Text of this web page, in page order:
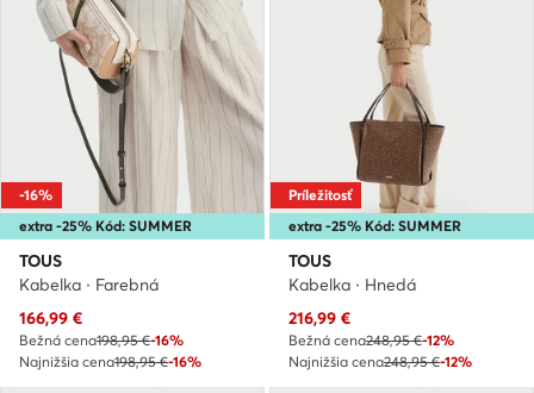
extra -25% Kód: SUMMER
-16%
TOUS
Kabelka · Farebná
Aktuálna cena
166,99 €
Bežná cena198,95 €-16%
Najnižšia cena198,95 €-16%
extra -25% Kód: SUMMER
Príležitosť
TOUS
Kabelka · Hnedá
Aktuálna cena
216,99 €
Bežná cena248,95 €-12%
Najnižšia cena248,95 €-12%